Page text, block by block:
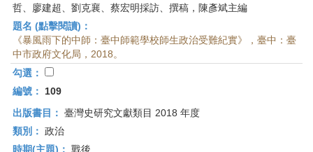
哲、廖建超、劉克襄、蔡宏明採訪、撰稿，陳彥斌主編
題名 (點擊閱讀)：
《暴風雨下的中師：臺中師範學校師生政治受難紀實》，臺中：臺
中市政府文化局，2018。
勾選：
編號：
109
出版書目： 臺灣史研究文獻類目 2018 年度
類別： 政治
時期(主題)： 戰後